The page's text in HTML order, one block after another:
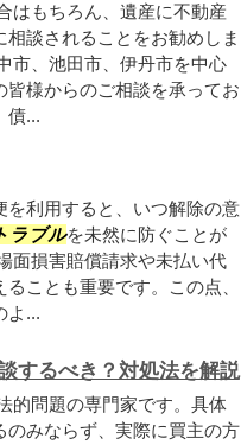
はもちろん、遺産に不動産
談されることをお勧めしま
市、池田市、伊丹市を中心
様からのご相談を承ってお
債...
を利用すると、いつ解除の意
ラブルを未然に防ぐことが
面損害賠償請求や未払い代
ことも重要です。この点、
よ...
するべき？対処法を解説
的問題の専門家です。具体
みならず、実際に買主の方